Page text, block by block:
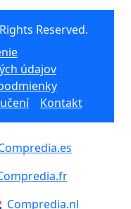
Reserved.
údajov
Kontakt
Compredia.nl